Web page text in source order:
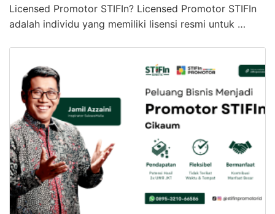
Licensed Promotor STIFIn? Licensed Promotor STIFIn
adalah individu yang memiliki lisensi resmi untuk …